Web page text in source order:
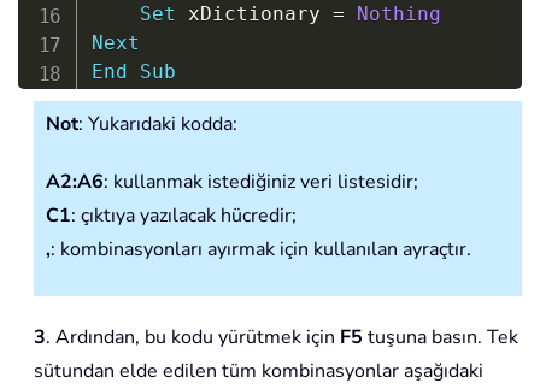
Set xDictionary =
Nothing
Next
End
Sub
Sub ConnectValue(ByRef pDValue, ByRef
Dim xF As Long
    pDictionary
(pDictionary.
Exit Sub
End If
If pValue = "" Then
Call ConnectValue(pDValue,
Else
Not: Yukarıdaki kodda:
A2:A6: kullanmak istediğiniz veri listesidir;
C1: çıktıya yazılacak hücredir;
,: kombinasyonları ayırmak için kullanılan ayraçtır.
3. Ardından, bu kodu yürütmek için F5 tuşuna basın. Tek
sütundan elde edilen tüm kombinasyonlar aşağıdaki